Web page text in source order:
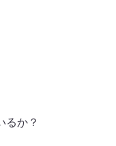
るか？